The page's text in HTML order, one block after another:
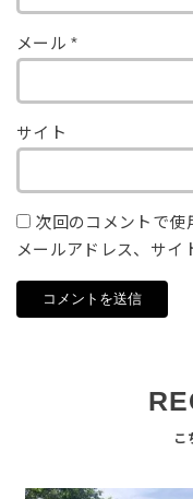
メール*
サイト
次回のコメントで使
メールアドレス、サイ